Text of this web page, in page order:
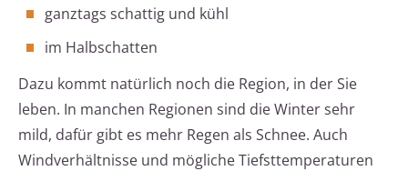
ganztags schattig und kühl
im Halbschatten
Dazu kommt natürlich noch die Region, in der Sie
leben. In manchen Regionen sind die Winter sehr
mild, dafür gibt es mehr Regen als Schnee. Auch
Windverhältnisse und mögliche Tiefsttemperaturen